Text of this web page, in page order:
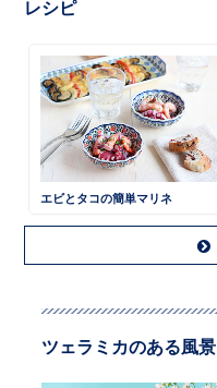
レシピ
エビとタコの簡単マリネ
ツェラミカのある風景